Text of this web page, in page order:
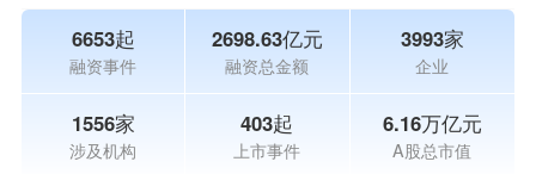
6653起
融资事件
2698.63亿元
融资总金额
3993家
企业
1556家
涉及机构
403起
上市事件
6.16万亿元
A股总市值